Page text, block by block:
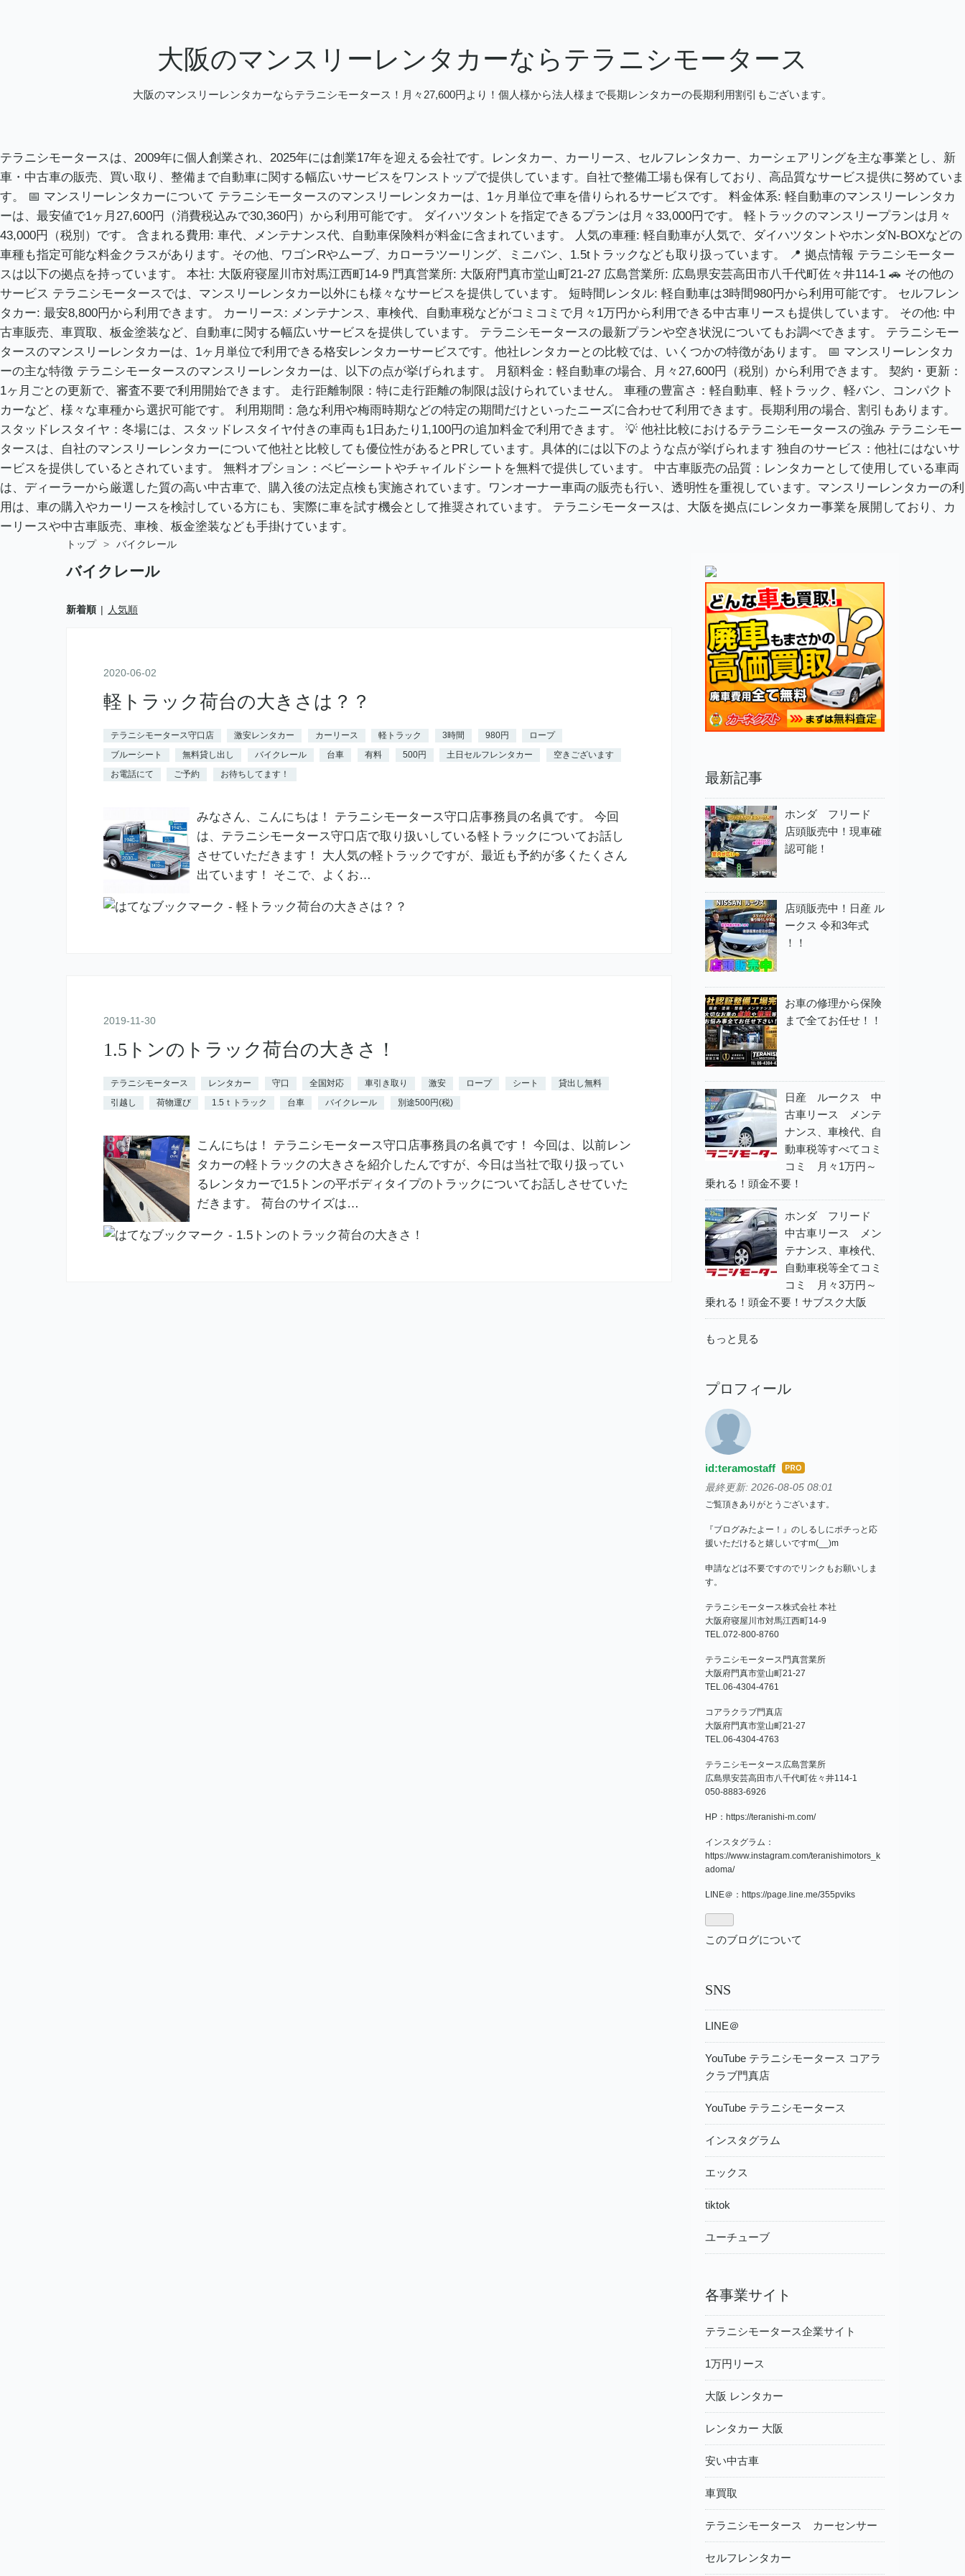
大阪のマンスリーレンタカーならテラニシモータース
大阪のマンスリーレンタカーならテラニシモータース！月々27,600円より！個人様から法人様まで長期レンタカーの長期利用割引もございます。
テラニシモータースは、2009年に個人創業され、2025年には創業17年を迎える会社です。レンタカー、カーリース、セルフレンタカー、カーシェアリングを主な事業とし、新
車・中古車の販売、買い取り、整備まで自動車に関する幅広いサービスをワンストップで提供しています。自社で整備工場も保有しており、高品質なサービス提供に努めていま
す。 📅 マンスリーレンタカーについて テラニシモータースのマンスリーレンタカーは、1ヶ月単位で車を借りられるサービスです。 料金体系: 軽自動車のマンスリーレンタカ
ーは、最安値で1ヶ月27,600円（消費税込みで30,360円）から利用可能です。 ダイハツタントを指定できるプランは月々33,000円です。 軽トラックのマンスリープランは月々
43,000円（税別）です。 含まれる費用: 車代、メンテナンス代、自動車保険料が料金に含まれています。 人気の車種: 軽自動車が人気で、ダイハツタントやホンダN-BOXなどの
車種も指定可能な料金クラスがあります。その他、ワゴンRやムーブ、カローラツーリング、ミニバン、1.5tトラックなども取り扱っています。 📍 拠点情報 テラニシモーター
スは以下の拠点を持っています。 本社: 大阪府寝屋川市対馬江西町14-9 門真営業所: 大阪府門真市堂山町21-27 広島営業所: 広島県安芸高田市八千代町佐々井114-1 🚗 その他の
サービス テラニシモータースでは、マンスリーレンタカー以外にも様々なサービスを提供しています。 短時間レンタル: 軽自動車は3時間980円から利用可能です。 セルフレン
タカー: 最安8,800円から利用できます。 カーリース: メンテナンス、車検代、自動車税などがコミコミで月々1万円から利用できる中古車リースも提供しています。 その他: 中
古車販売、車買取、板金塗装など、自動車に関する幅広いサービスを提供しています。 テラニシモータースの最新プランや空き状況についてもお調べできます。 テラニシモー
タースのマンスリーレンタカーは、1ヶ月単位で利用できる格安レンタカーサービスです。他社レンタカーとの比較では、いくつかの特徴があります。 📅 マンスリーレンタカ
ーの主な特徴 テラニシモータースのマンスリーレンタカーは、以下の点が挙げられます。 月額料金：軽自動車の場合、月々27,600円（税別）から利用できます。 契約・更新：
1ヶ月ごとの更新で、審査不要で利用開始できます。 走行距離制限：特に走行距離の制限は設けられていません。 車種の豊富さ：軽自動車、軽トラック、軽バン、コンパクト
カーなど、様々な車種から選択可能です。 利用期間：急な利用や梅雨時期などの特定の期間だけといったニーズに合わせて利用できます。長期利用の場合、割引もあります。
スタッドレスタイヤ：冬場には、スタッドレスタイヤ付きの車両も1日あたり1,100円の追加料金で利用できます。 💡 他社比較におけるテラニシモータースの強み テラニシモー
タースは、自社のマンスリーレンタカーについて他社と比較しても優位性があるとPRしています。具体的には以下のような点が挙げられます 独自のサービス：他社にはないサ
ービスを提供しているとされています。 無料オプション：ベビーシートやチャイルドシートを無料で提供しています。 中古車販売の品質：レンタカーとして使用している車両
は、ディーラーから厳選した質の高い中古車で、購入後の法定点検も実施されています。ワンオーナー車両の販売も行い、透明性を重視しています。マンスリーレンタカーの利
用は、車の購入やカーリースを検討している方にも、実際に車を試す機会として推奨されています。 テラニシモータースは、大阪を拠点にレンタカー事業を展開しており、カ
ーリースや中古車販売、車検、板金塗装なども手掛けています。
トップ > バイクレール
バイクレール
新着順 人気順
2020-06-02
軽トラック荷台の大きさは？？
テラニシモータース守口店 激安レンタカー カーリース 軽トラック 3時間 980円
ロープ
ブルーシート
無料貸し出し バイクレール 台車 有料 500円 土日セルフレンタカー
空きございます
お電話にて
ご予約 お待ちしてます！
みなさん、こんにちは！ テラニシモータース守口店事務員の名眞です。 今回
は、テラニシモータース守口店で取り扱いしている軽トラックについてお話し
させていただきます！ 大人気の軽トラックですが、最近も予約が多くたくさん
出ています！ そこで、よくお…
2019-11-30
1.5トンのトラック荷台の大きさ！
テラニシモータース レンタカー 守口 全国対応 車引き取り 激安 ロープ シート
貸出し無料
引越し
荷物運び 1.5ｔトラック 台車 バイクレール 別途500円(税)
こんにちは！ テラニシモータース守口店事務員の名眞です！ 今回は、以前レン
タカーの軽トラックの大きさを紹介したんですが、今日は当社で取り扱ってい
るレンタカーで1.5トンの平ボディタイプのトラックについてお話しさせていた
だきます。 荷台のサイズは…
最新記事
ホンダ フリード
店頭販売中！現車確
認可能！
店頭販売中！日産 ル
ークス 令和3年式
！！
お車の修理から保険
まで全てお任せ！！
日産 ルークス 中
古車リース メンテ
ナンス、車検代、自
動車税等すべてコミ
コミ 月々1万円～
乗れる！頭金不要！
ホンダ フリード
中古車リース メン
テナンス、車検代、
自動車税等全てコミ
コミ 月々3万円～
乗れる！頭金不要！サブスク大阪
もっと見る
プロフィール
id:teramostaff はて
なブ
ログ
最終更新: 2026-08-05 08:01
ご覧頂きありがとうございます。
『ブログみたよー！』のしるしにポチっと応
援いただけると嬉しいですm(__)m
申請などは不要ですのでリンクもお願いしま
す。
テラニシモータース株式会社 本社
大阪府寝屋川市対馬江西町14-9
TEL.072-800-8760
テラニシモータース門真営業所
大阪府門真市堂山町21‐27
TEL.06-4304-4761
コアラクラブ門真店
大阪府門真市堂山町21‐27
TEL.06-4304-4763
テラニシモータース広島営業所
広島県安芸高田市八千代町佐々井114-1
050-8883-6926
HP： https://teranishi-m.com/
インスタグラム：
https://www.instagram.com/teranishimotors_k
adoma/
LINE＠： https://page.line.me/355pviks
このブログについて
SNS
LINE＠
YouTube テラニシモータース コアラ
クラブ門真店
YouTube テラニシモータース
インスタグラム
エックス
tiktok
ユーチューブ
各事業サイト
テラニシモータース企業サイト
1万円リース
大阪 レンタカー
レンタカー 大阪
安い中古車
車買取
テラニシモータース カーセンサー
セルフレンタカー